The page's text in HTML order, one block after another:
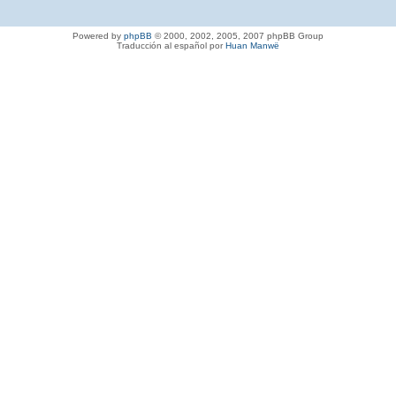
Powered by phpBB © 2000, 2002, 2005, 2007 phpBB Group
Traducción al español porHuan Manwë